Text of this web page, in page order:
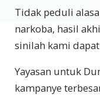
Tidak peduli
narkoba, hasil
sinilah kami
Yayasan untuk
kampanye